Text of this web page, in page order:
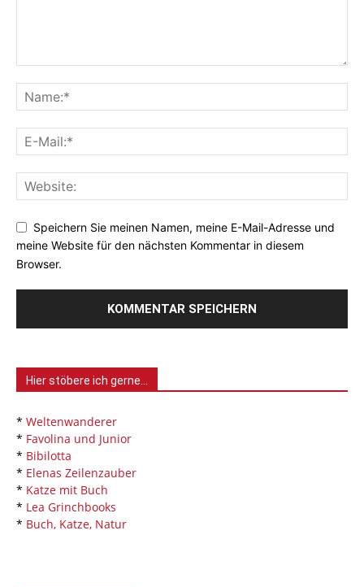
Speichern Sie meinen Namen, meine E-Mail-Adresse und
meine Website für den nächsten Kommentar in diesem
Browser.
Hier stöbere ich gerne…
* Weltenwanderer
* Favolina und Junior
* Bibilotta
* Elenas Zeilenzauber
* Katze mit Buch
* Lea Grinchbooks
* Buch, Katze, Natur